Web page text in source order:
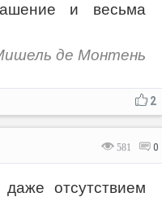
и весьма
де Монтень
2
581 0
отсутствием